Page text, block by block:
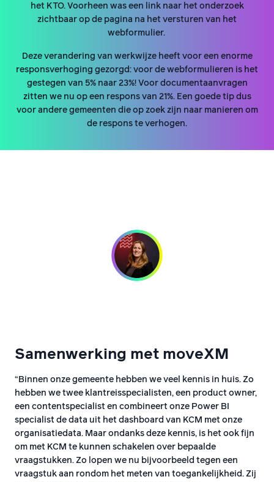
het KTO. Voorheen was een link naar het onderzoek
zichtbaar op de pagina na het versturen van het
webformulier.
Deze verandering van werkwijze heeft voor een enorme
responsverhoging gezorgd: voor de webformulieren is het
gestegen van 5% naar 23%! Voor documentaanvragen
zitten we nu op een respons van 21%. Een goede tip dus
voor andere gemeenten die op zoek zijn naar manieren om
de respons te verhogen.
Samenwerking met moveXM
“Binnen onze gemeente hebben we veel kennis in huis. Zo
hebben we twee klantreisspecialisten, een product owner,
een contentspecialist en combineert onze Power BI
specialist de data uit het dashboard van KCM met onze
organisatiedata. Maar ondanks deze kennis, is het ook fijn
om met KCM te kunnen schakelen over bepaalde
vraagstukken. Zo lopen we nu bijvoorbeeld tegen een
vraagstuk aan rondom het meten van toegankelijkheid. Zij